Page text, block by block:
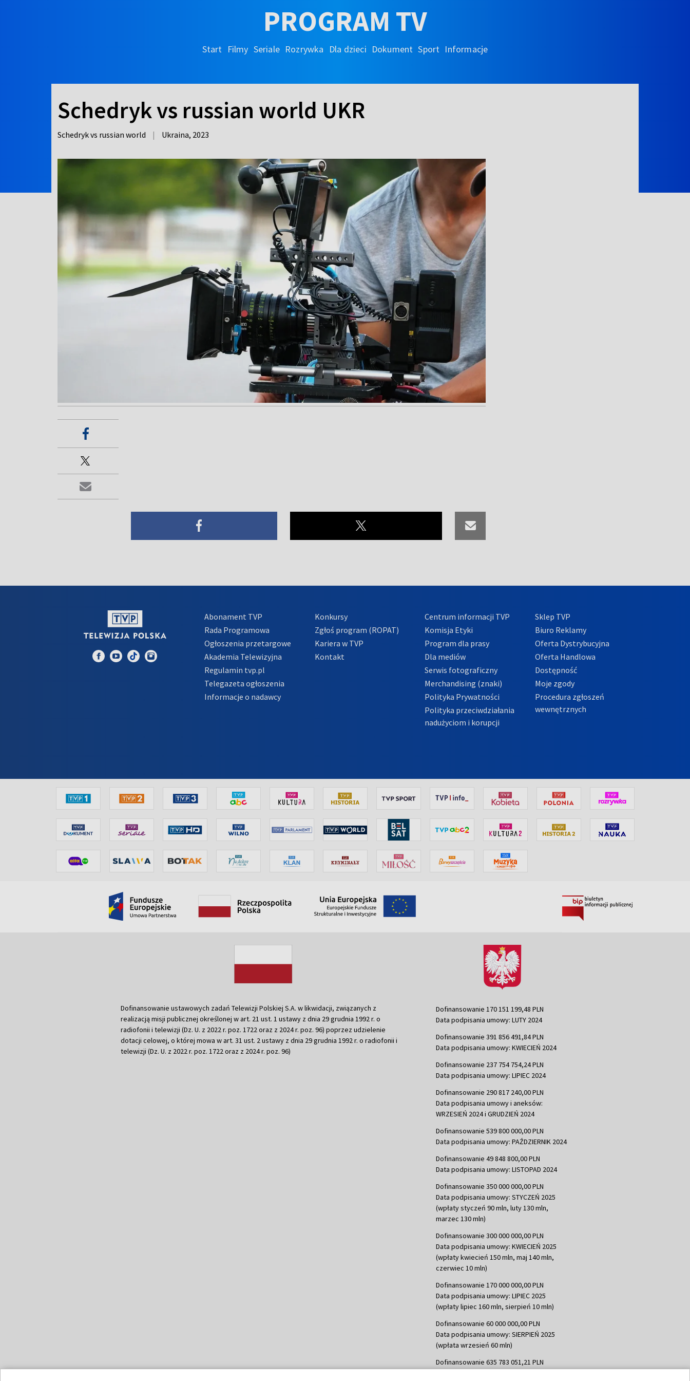
PROGRAM TV
Start Filmy Seriale Rozrywka Dla dzieci Dokument Sport Informacje
Schedryk vs russian world UKR
Schedryk vs russian world | Ukraina, 2023
Abonament TVP
Rada Programowa
Ogłoszenia przetargowe
Akademia Telewizyjna
Regulamin tvp.pl
Telegazeta ogłoszenia
Informacje o nadawcy
Konkursy
Zgłoś program (ROPAT)
Kariera w TVP
Kontakt
Centrum informacji TVP
Komisja Etyki
Program dla prasy
Dla mediów
Serwis fotograficzny
Merchandising (znaki)
Polityka Prywatności
Polityka przeciwdziałania
nadużyciom i korupcji
Sklep TVP
Biuro Reklamy
Oferta Dystrybucyjna
Oferta Handlowa
Dostępność
Moje zgody
Procedura zgłoszeń
wewnętrznych
Dofinansowanie ustawowych zadań Telewizji Polskiej S.A. w likwidacji, związanych z
realizacją misji publicznej określonej w art. 21 ust. 1 ustawy z dnia 29 grudnia 1992 r. o
radiofonii i telewizji (Dz. U. z 2022 r. poz. 1722 oraz z 2024 r. poz. 96) poprzez udzielenie
dotacji celowej, o której mowa w art. 31 ust. 2 ustawy z dnia 29 grudnia 1992 r. o radiofonii i
telewizji (Dz. U. z 2022 r. poz. 1722 oraz z 2024 r. poz. 96)
Dofinansowanie 170 151 199,48 PLN
Data podpisania umowy: LUTY 2024
Dofinansowanie 391 856 491,84 PLN
Data podpisania umowy: KWIECIEŃ 2024
Dofinansowanie 237 754 754,24 PLN
Data podpisania umowy: LIPIEC 2024
Dofinansowanie 290 817 240,00 PLN
Data podpisania umowy i aneksów:
WRZESIEŃ 2024 i GRUDZIEŃ 2024
Dofinansowanie 539 800 000,00 PLN
Data podpisania umowy: PAŹDZIERNIK 2024
Dofinansowanie 49 848 800,00 PLN
Data podpisania umowy: LISTOPAD 2024
Dofinansowanie 350 000 000,00 PLN
Data podpisania umowy: STYCZEŃ 2025
(wpłaty styczeń 90 mln, luty 130 mln,
marzec 130 mln)
Dofinansowanie 300 000 000,00 PLN
Data podpisania umowy: KWIECIEŃ 2025
(wpłaty kwiecień 150 mln, maj 140 mln,
czerwiec 10 mln)
Dofinansowanie 170 000 000,00 PLN
Data podpisania umowy: LIPIEC 2025
(wpłaty lipiec 160 mln, sierpień 10 mln)
Dofinansowanie 60 000 000,00 PLN
Data podpisania umowy: SIERPIEŃ 2025
(wpłata wrzesień 60 mln)
Dofinansowanie 635 783 051,21 PLN